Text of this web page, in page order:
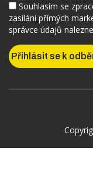
Souhlasím se
zasílání přímých
správce údajů